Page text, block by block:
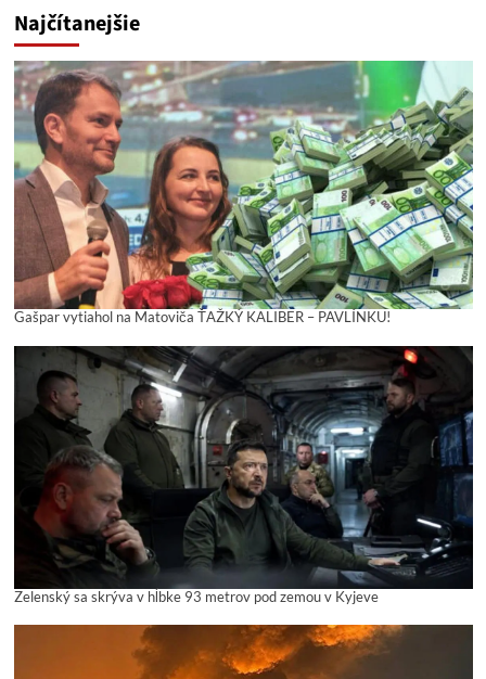
Najčítanejšie
Gašpar vytiahol na Matoviča ŤAŽKÝ KALIBER – PAVLÍNKU!
Zelenský sa skrýva v hĺbke 93 metrov pod zemou v Kyjeve